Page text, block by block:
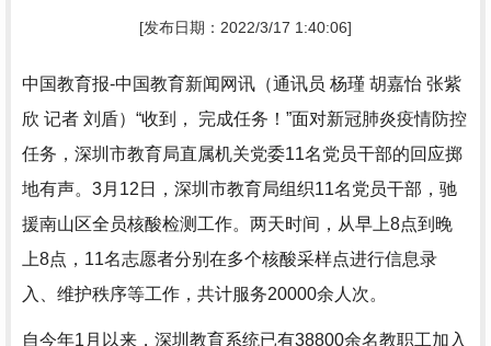
[发布日期：2022/3/17 1:40:06]
中国教育报-中国教育新闻网讯（通讯员 杨瑾 胡嘉怡 张紫
欣 记者 刘盾）“收到， 完成任务！”面对新冠肺炎疫情防控
任务，深圳市教育局直属机关党委11名党员干部的回应掷
地有声。3月12日，深圳市教育局组织11名党员干部，驰
援南山区全员核酸检测工作。两天时间，从早上8点到晚
上8点，11名志愿者分别在多个核酸采样点进行信息录
入、维护秩序等工作，共计服务20000余人次。
自今年1月以来，深圳教育系统已有38800余名教职工加入